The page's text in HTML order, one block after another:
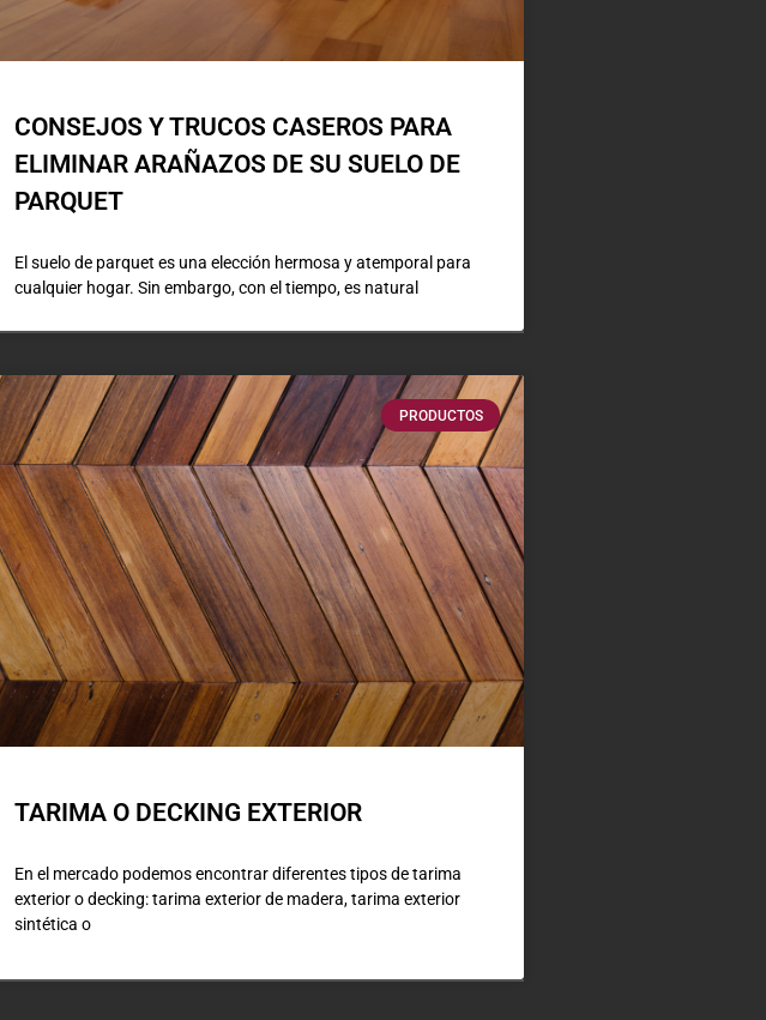
CONSEJOS Y TRUCOS CASEROS PARA
ELIMINAR ARAÑAZOS DE SU SUELO DE
PARQUET
El suelo de parquet es una elección hermosa y atemporal para
cualquier hogar. Sin embargo, con el tiempo, es natural
PRODUCTOS
TARIMA O DECKING EXTERIOR
En el mercado podemos encontrar diferentes tipos de tarima
exterior o decking: tarima exterior de madera, tarima exterior
sintética o